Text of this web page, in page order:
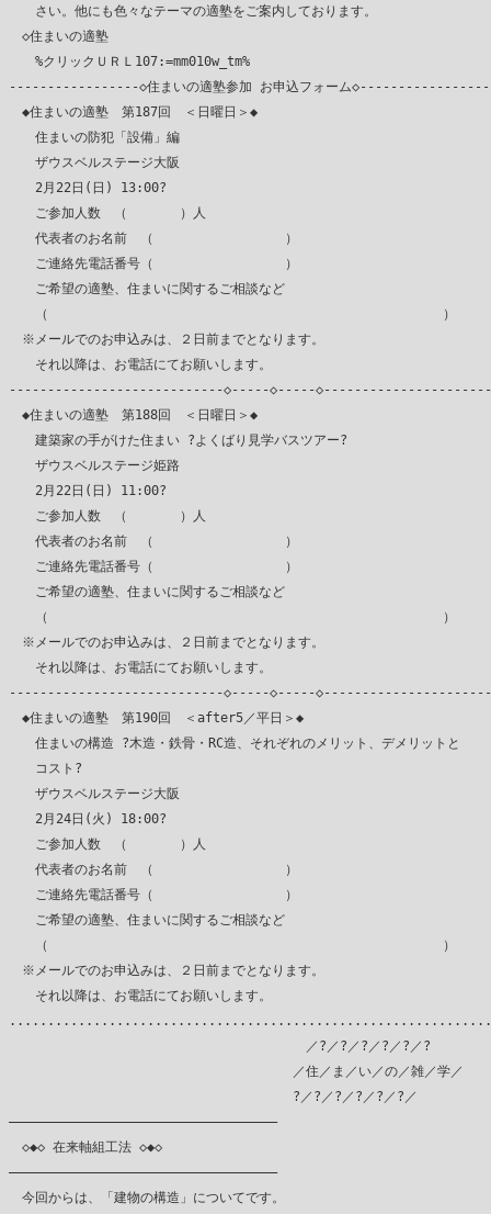
さい。他にも色々なテーマの適塾をご案内しております。
◇住まいの適塾
%クリックＵＲＬ107:=mm010w_tm%
-----------------◇住まいの適塾参加 お申込フォーム
◆住まいの適塾　第187回　＜日曜日＞◆
住まいの防犯「設備」編
ザウスベルステージ大阪
2月22日(日) 13:00?
ご参加人数　（　　　　）人
代表者のお名前　（　　　　　　　　　　）
ご連絡先電話番号（　　　　　　　　　　）
ご希望の適塾、住まいに関するご相談など
（　　　　　　　　　　　　　　　　　　　　　　　　　　　　　　）
※メールでのお申込みは、２日前までとなります。
それ以降は、お電話にてお願いします。
----------------------------◇-----◇-----
◆住まいの適塾　第188回　＜日曜日＞◆
建築家の手がけた住まい ?よくばり見学バスツアー?
ザウスベルステージ姫路
2月22日(日) 11:00?
ご参加人数　（　　　　）人
代表者のお名前　（　　　　　　　　　　）
ご連絡先電話番号（　　　　　　　　　　）
ご希望の適塾、住まいに関するご相談など
（　　　　　　　　　　　　　　　　　　　　　　　　　　　　　　）
※メールでのお申込みは、２日前までとなります。
それ以降は、お電話にてお願いします。
----------------------------◇-----◇-----
◆住まいの適塾　第190回　＜after5／平日＞◆
住まいの構造 ?木造・鉄骨・RC造、それぞれのメリット、デメリットと
コスト?
ザウスベルステージ大阪
2月24日(火) 18:00?
ご参加人数　（　　　　）人
代表者のお名前　（　　　　　　　　　　）
ご連絡先電話番号（　　　　　　　　　　）
ご希望の適塾、住まいに関するご相談など
（　　　　　　　　　　　　　　　　　　　　　　　　　　　　　　）
※メールでのお申込みは、２日前までとなります。
それ以降は、お電話にてお願いします。
／?／?／?／?／?／?
／住／ま／い／の／雑／学／
?／?／?／?／?／?／
―――――――――――――――――――――――――――――――――――
◇◆◇ 在来軸組工法 ◇◆◇
―――――――――――――――――――――――――――――――――――
今回からは、「建物の構造」についてです。